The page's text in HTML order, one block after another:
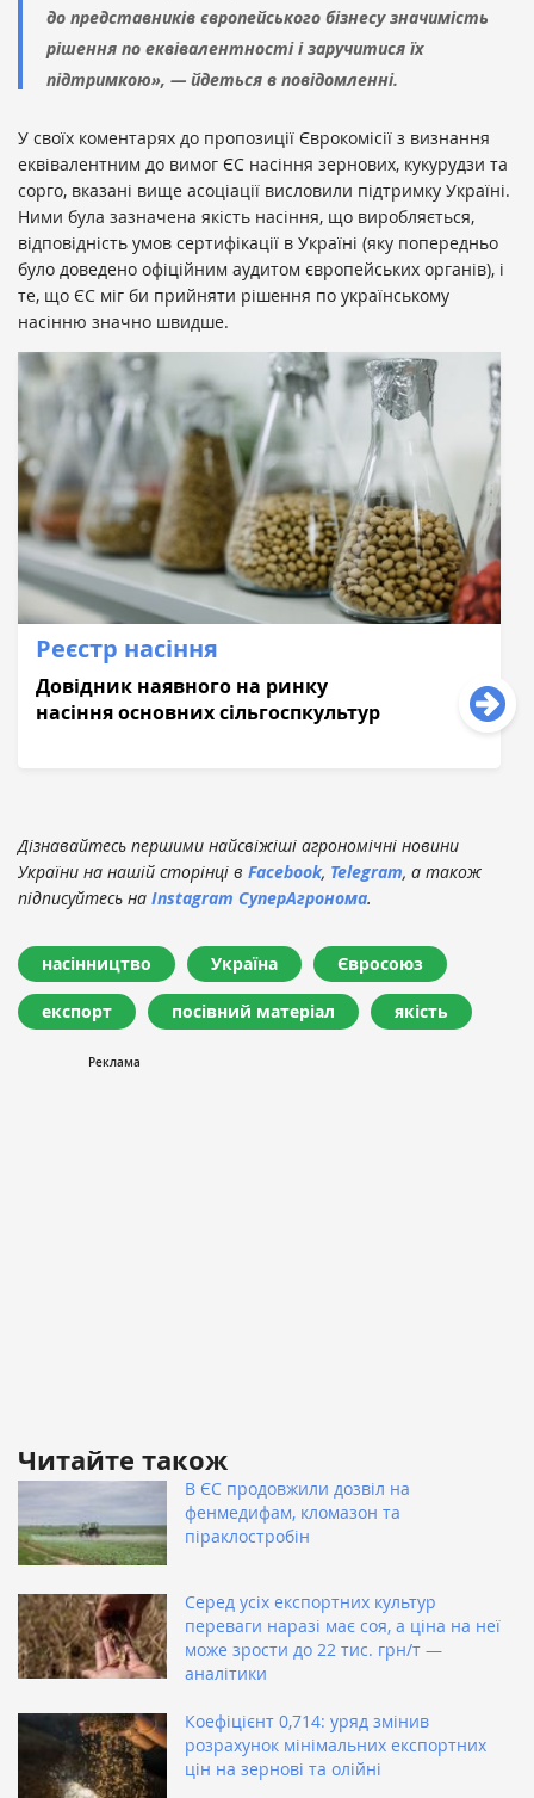
до представників європейського бізнесу значимість
рішення по еквівалентності і заручитися їх
підтримкою», — йдеться в повідомленні.
У своїх коментарях до пропозиції Єврокомісії з визнання
еквівалентним до вимог ЄС насіння зернових, кукурудзи та
сорго, вказані вище асоціації висловили підтримку Україні.
Ними була зазначена якість насіння, що виробляється,
відповідність умов сертифікації в Україні (яку попередньо
було доведено офіційним аудитом європейських органів), і
те, що ЄС міг би прийняти рішення по українському
насінню значно швидше.
Реєстр насіння
Довідник наявного на ринку
насіння основних сільгоспкультур
Дізнавайтесь першими найсвіжіші агрономічні новини
України на нашій сторінці в Facebook, Telegram, а також
підписуйтесь на Instagram СуперАгронома.
насінництво Україна Євросоюз
експорт посівний матеріал якість
Читайте також
В ЄС продовжили дозвіл на
фенмедифам, кломазон та
піраклостробін
Серед усіх експортних культур
переваги наразі має соя, а ціна на неї
може зрости до 22 тис. грн/т —
аналітики
Коефіцієнт 0,714: уряд змінив
розрахунок мінімальних експортних
цін на зернові та олійні